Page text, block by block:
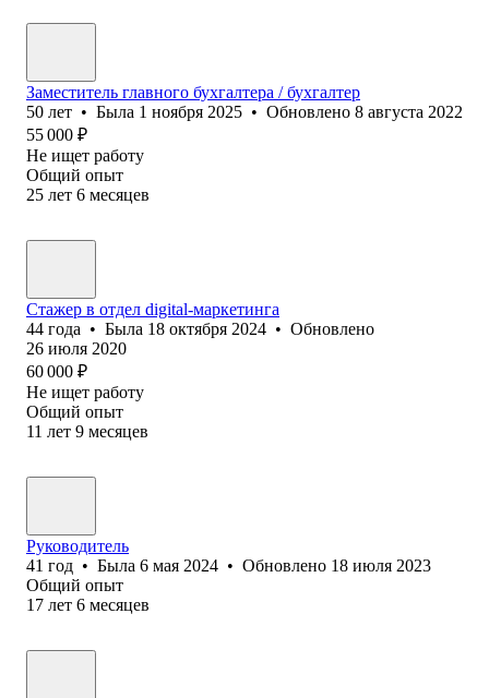
Заместитель главного бухгалтера / бухгалтер
50 лет • Была 1 ноября 2025 • Обновлено 8 августа 2022
55 000 ₽
Не ищет работу
Общий опыт
25 лет 6 месяцев
Стажер в отдел digital-маркетинга
44 года • Была 18 октября 2024 • Обновлено
26 июля 2020
60 000 ₽
Не ищет работу
Общий опыт
11 лет 9 месяцев
Руководитель
41 год • Была 6 мая 2024 • Обновлено 18 июля 2023
Общий опыт
17 лет 6 месяцев